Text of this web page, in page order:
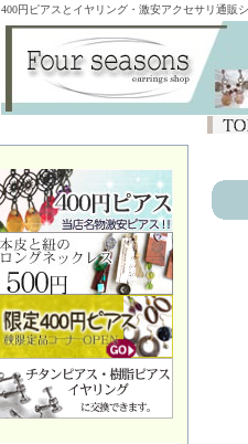
400円ピアスとイヤリング・激安アクセサリ通販